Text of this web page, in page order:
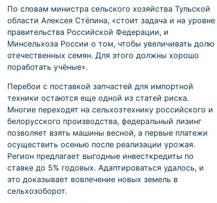
По словам министра сельского хозяйства Тульской
области Алексея Стёпина, «стоит задача и на уровне
правительства Российской Федерации, и
Минсельхоза России о том, чтобы увеличивать долю
отечественных семян. Для этого должны хорошо
поработать учёные».
Перебои с поставкой запчастей для импортной
техники остаются еще одной из статей риска.
Многие переходят на сельхозтехнику российского и
белорусского производства, федеральный лизинг
позволяет взять машины весной, а первые платежи
осуществить осенью после реализации урожая.
Регион предлагает выгодные инвесткредиты по
ставке до 5% годовых. Адаптироваться удалось, и
это доказывает вовлечение новых земель в
сельхозоборот.